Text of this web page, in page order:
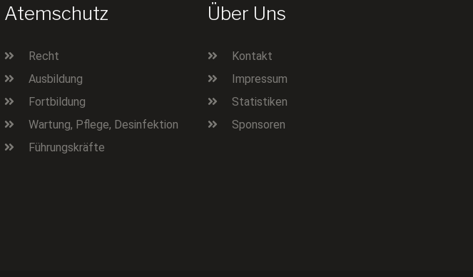
Atemschutz
Recht
Ausbildung
Fortbildung
Wartung, Pflege, Desinfektion
Führungskräfte
Über Uns
Kontakt
Impressum
Statistiken
Sponsoren